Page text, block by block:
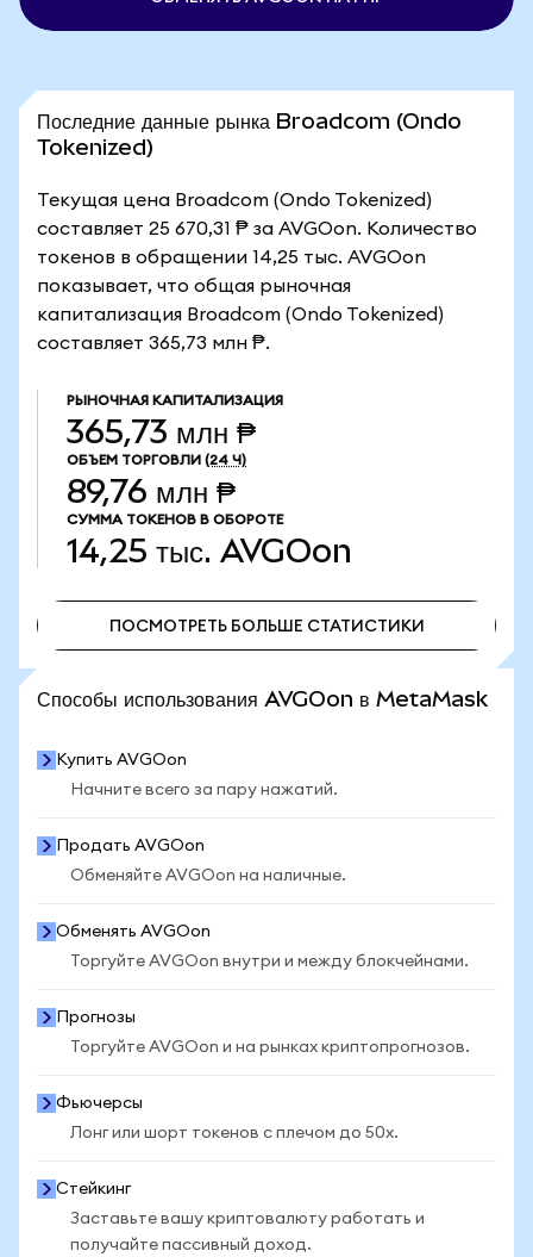
Последние данные рынка Broadcom (Ondo
Tokenized)
Текущая цена Broadcom (Ondo Tokenized)
составляет 25 670,31 ₱ за AVGOon. Количество
токенов в обращении 14,25 тыс. AVGOon
показывает, что общая рыночная
капитализация Broadcom (Ondo Tokenized)
составляет 365,73 млн ₱.
РЫНОЧНАЯ КАПИТАЛИЗАЦИЯ
365,73 млн ₱
ОБЪЕМ ТОРГОВЛИ (24 Ч)
89,76 млн ₱
СУММА ТОКЕНОВ В ОБОРОТЕ
14,25 тыс. AVGOon
ПОСМОТРЕТЬ БОЛЬШЕ СТАТИСТИКИ
Способы использования AVGOon в MetaMask
Купить AVGOon
Начните всего за пару нажатий.
Продать AVGOon
Обменяйте AVGOon на наличные.
Обменять AVGOon
Торгуйте AVGOon внутри и между блокчейнами.
Прогнозы
Торгуйте AVGOon и на рынках криптопрогнозов.
Фьючерсы
Лонг или шорт токенов с плечом до 50x.
Стейкинг
Заставьте вашу криптовалюту работать и
получайте пассивный доход.